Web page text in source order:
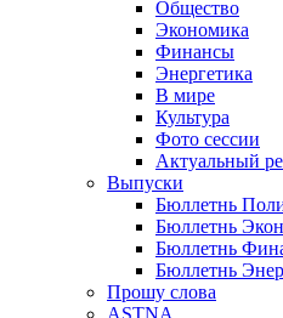
Общество
Экономика
Финансы
Энергетика
В мире
Культура
Фото сессии
Актуальный
Выпуски
Бюллетнь
Бюллетнь
Бюллетнь
Бюллетнь
Прошу слова
ASTNA